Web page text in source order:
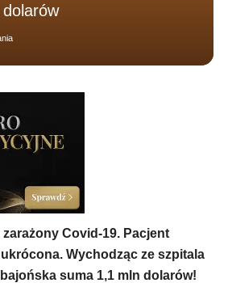
Covid-19. Pacjent
Wychodząc ze szpitala
suma 1,1 mln dolarów!